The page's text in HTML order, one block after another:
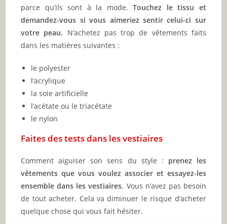
parce qu’ils sont à la mode.Touchez le tissu et
demandez-vous si vous aimeriez sentir celui-ci sur
votre peau. N’achetez pas trop de vêtements faits
dans les matières suivantes :
le polyester
l’acrylique
la soie artificielle
l’acétate ou le triacétate
le nylon
Faites des tests dans les vestiaires
Comment aiguiser son sens du style : prenez les
vêtements que vous voulez associer et essayez-les
ensemble dans les vestiaires. Vous n’avez pas besoin
de tout acheter. Cela va diminuer le risque d’acheter
quelque chose qui vous fait hésiter.